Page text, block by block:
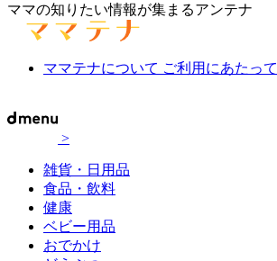
ママの知りたい情報が集まるアンテナ
ママテナについて ご利用にあたって
>
雑貨・日用品
食品・飲料
健康
ベビー用品
おでかけ